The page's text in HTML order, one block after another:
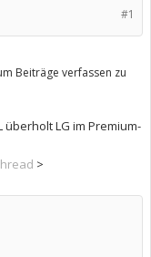
#1
Beiträge verfassen zu
überholt LG im Premium-
>